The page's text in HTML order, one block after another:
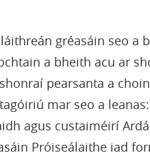
gréasáin seo a
a bheith acu ar
pearsanta a
mar seo a
agus custaiméirí
Próiseálaithe iad